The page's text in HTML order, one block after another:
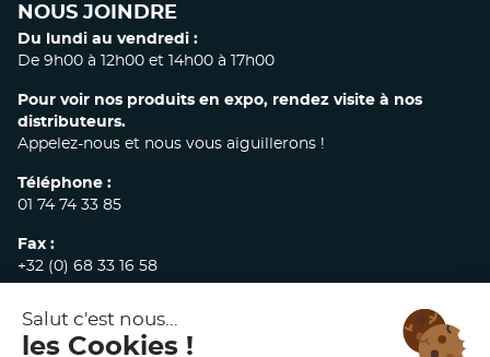
facebook
linkedin
instagram
NOUS JOINDRE
Du lundi au vendredi :
De 9h00 à 12h00 et 14h00 à 17h00
Pour voir nos produits en expo, rendez visite à nos
distributeurs.
Appelez-nous et nous vous aiguillerons !
Téléphone :
01 74 74 33 85
Fax :
+32 (0) 68 33 16 58
commandes@akw-medicare.com